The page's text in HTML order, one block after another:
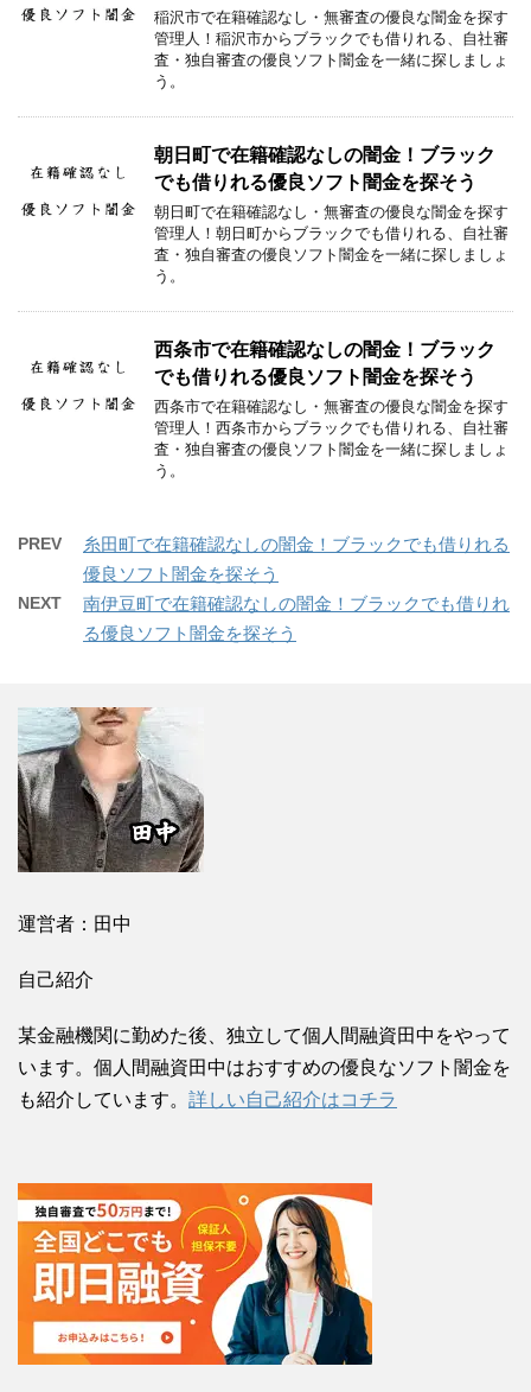
稲沢市で在籍確認なし・無審査の優良な闇金を探す
管理人！稲沢市からブラックでも借りれる、自社審
査・独自審査の優良ソフト闇金を一緒に探しましょ
う。
朝日町で在籍確認なしの闇金！ブラック
でも借りれる優良ソフト闇金を探そう
朝日町で在籍確認なし・無審査の優良な闇金を探す
管理人！朝日町からブラックでも借りれる、自社審
査・独自審査の優良ソフト闇金を一緒に探しましょ
う。
西条市で在籍確認なしの闇金！ブラック
でも借りれる優良ソフト闇金を探そう
西条市で在籍確認なし・無審査の優良な闇金を探す
管理人！西条市からブラックでも借りれる、自社審
査・独自審査の優良ソフト闇金を一緒に探しましょ
う。
PREV
糸田町で在籍確認なしの闇金！ブラックでも借りれる
優良ソフト闇金を探そう
NEXT
南伊豆町で在籍確認なしの闇金！ブラックでも借りれ
る優良ソフト闇金を探そう
運営者：田中
自己紹介
某金融機関に勤めた後、独立して個人間融資田中をやって
います。個人間融資田中はおすすめの優良なソフト闇金を
も紹介しています。 詳しい自己紹介はコチラ